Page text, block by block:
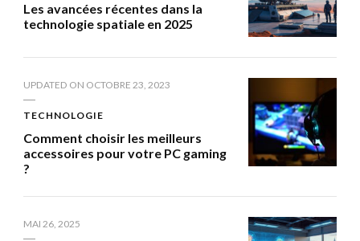
Les avancées récentes dans la
technologie spatiale en 2025
UPDATED ON OCTOBRE 23, 2023
TECHNOLOGIE
Comment choisir les meilleurs
accessoires pour votre PC gaming
?
MAI 26, 2025